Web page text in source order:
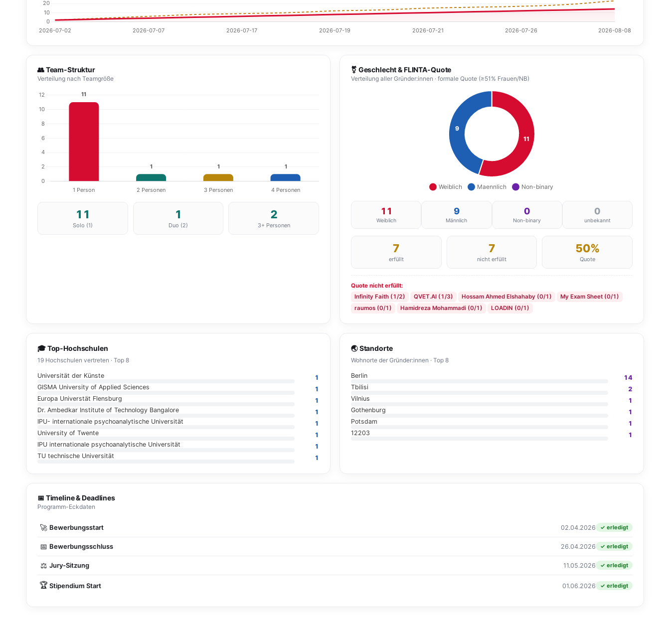
👥 Team-Struktur
Verteilung nach Teamgröße
11
Solo (1)
1
Duo (2)
2
3+ Personen
⚧ Geschlecht & FLINTA-Quote
Verteilung aller Gründer:innen · formale Quote (≥51% Frauen/NB)
11
Weiblich
9
Männlich
0
Non-binary
0
unbekannt
7
erfüllt
7
nicht erfüllt
50%
Quote
Quote nicht erfüllt:
Infinity Faith (1/2)
QVET.AI (1/3) Hossam Ahmed Elshahaby (0/1)
My Exam Sheet (0/1)
raumos (0/1)
Hamidreza Mohammadi (0/1) LOADIN (0/1)
🎓 Top-Hochschulen
19 Hochschulen vertreten · Top 8
Universität der Künste
1
GISMA University of Applied Sciences
1
Europa Universtät Flensburg
1
Dr. Ambedkar Institute of Technology Bangalore
1
IPU- internationale psychoanalytische Universität
1
University of Twente
1
IPU internationale psychoanalytische Universität
1
TU technische Universität
1
🌏 Standorte
Wohnorte der Gründer:innen · Top 8
Berlin
14
Tbilisi
2
Vilnius
1
Gothenburg
1
Potsdam
1
12203
1
📅 Timeline & Deadlines
Programm-Eckdaten
🚀 Bewerbungsstart 02.04.2026 ✓ erledigt
📅 Bewerbungsschluss 26.04.2026 ✓ erledigt
⚖ Jury-Sitzung 11.05.2026 ✓ erledigt
🏆 Stipendium Start 01.06.2026 ✓ erledigt